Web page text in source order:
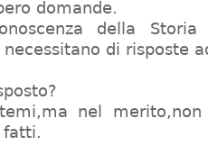
domande.
della
di risposte
nel
fatti.